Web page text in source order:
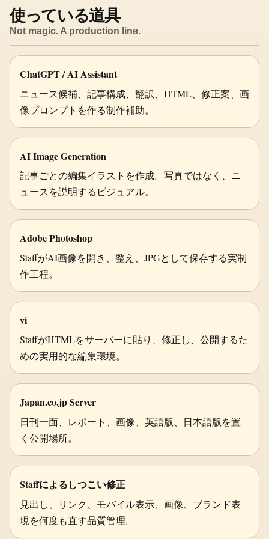
使っている道具
Not magic. A production line.
ChatGPT / AI Assistant
ニュース候補、記事構成、翻訳、HTML、修正案、画
像プロンプトを作る制作補助。
AI Image Generation
記事ごとの編集イラストを作成。写真ではなく、ニ
ュースを説明するビジュアル。
Adobe Photoshop
StaffがAI画像を開き、整え、JPGとして保存する実制
作工程。
vi
StaffがHTMLをサーバーに貼り、修正し、公開するた
めの実用的な編集環境。
Japan.co.jp Server
日刊一面、レポート、画像、英語版、日本語版を置
く公開場所。
Staffによるしつこい修正
見出し、リンク、モバイル表示、画像、ブランド表
現を何度も直す品質管理。